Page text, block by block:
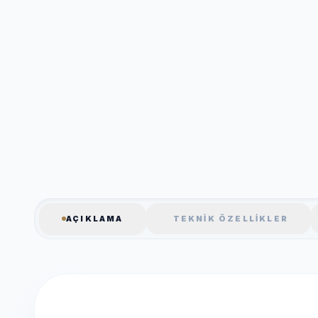
AÇIKLAMA TEKNIK ÖZELLIKLER